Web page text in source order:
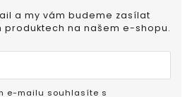
a my vám budeme zasílat
produktech na našem e-shopu.